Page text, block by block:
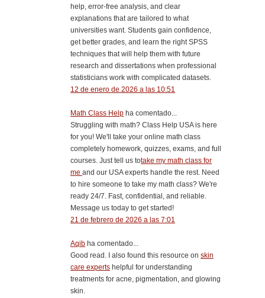
help, error-free analysis, and clear
explanations that are tailored to what
universities want. Students gain confidence,
get better grades, and learn the right SPSS
techniques that will help them with future
research and dissertations when professional
statisticians work with complicated datasets.
12 de enero de 2026 a las 10:51
Math Class Help ha comentado...
Struggling with math? Class Help USA is here
for you! We'll take your online math class
completely homework, quizzes, exams, and full
courses. Just tell us totake my math class for
me and our USA experts handle the rest. Need
to hire someone to take my math class? We're
ready 24/7. Fast, confidential, and reliable.
Message us today to get started!
21 de febrero de 2026 a las 7:01
Aqib ha comentado...
Good read. I also found this resource on skin
care experts helpful for understanding
treatments for acne, pigmentation, and glowing
skin.